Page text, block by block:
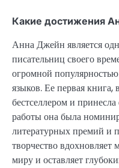
Какие достижения
Анна Джейн является
писательниц своего
огромной
языков. Ее первая
бестселлером и
работы она была
литературных премий и
творчество
миру и оставляет